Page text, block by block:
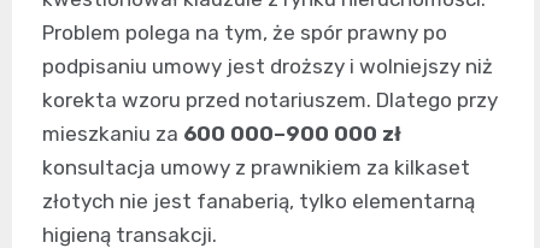
Problem polega na tym, że spór prawny po
podpisaniu umowy jest droższy i wolniejszy niż
korekta wzoru przed notariuszem. Dlatego przy
mieszkaniu za 600 000–900 000 zł
konsultacja umowy z prawnikiem za kilkaset
złotych nie jest fanaberią, tylko elementarną
higieną transakcji.